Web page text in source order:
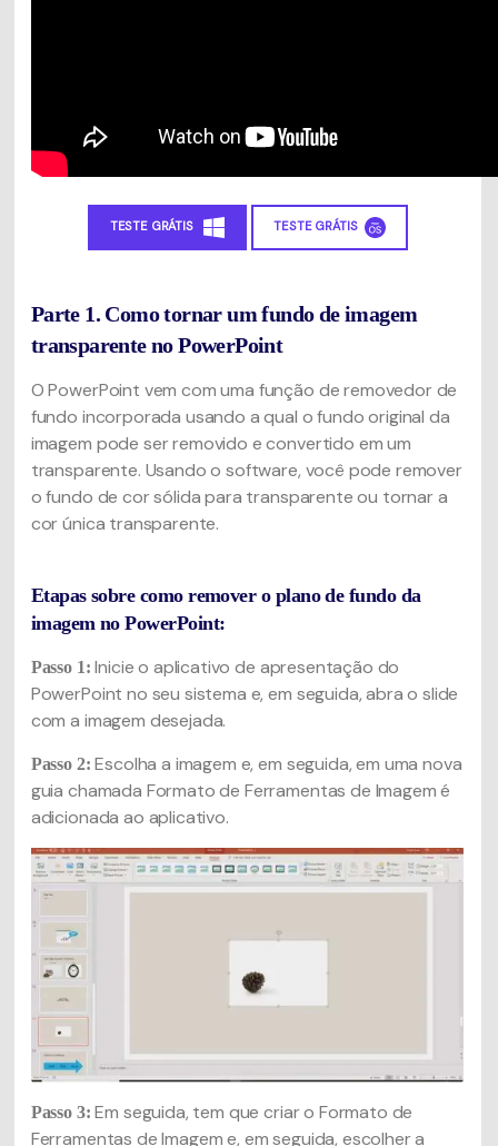
TESTE GRÁTIS TESTE GRÁTIS
Parte 1. Como tornar um fundo de imagem
transparente no PowerPoint
O PowerPoint vem com uma função de removedor de
fundo incorporada usando a qual o fundo original da
imagem pode ser removido e convertido em um
transparente. Usando o software, você pode remover
o fundo de cor sólida para transparente ou tornar a
cor única transparente.
Etapas sobre como remover o plano de fundo da
imagem no PowerPoint:
Passo 1: Inicie o aplicativo de apresentação do
PowerPoint no seu sistema e, em seguida, abra o slide
com a imagem desejada.
Passo 2: Escolha a imagem e, em seguida, em uma nova
guia chamada Formato de Ferramentas de Imagem é
adicionada ao aplicativo.
Passo 3: Em seguida, tem que criar o Formato de
Ferramentas de Imagem e, em seguida, escolher a